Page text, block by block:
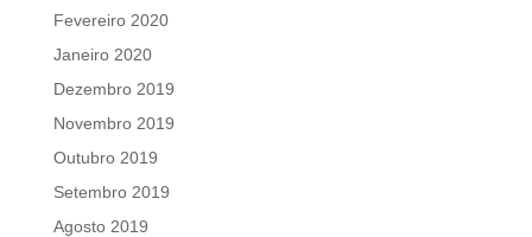
Fevereiro 2020
Janeiro 2020
Dezembro 2019
Novembro 2019
Outubro 2019
Setembro 2019
Agosto 2019